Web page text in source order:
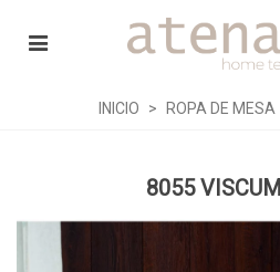
INICIO > ROPA DE MESA
8055 VISCUM